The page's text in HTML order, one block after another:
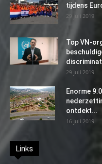
tijdens
29 juli 2019
Top VN-
29 juli 2019
Enorme
ontdekt...
16 juli 2019
Links